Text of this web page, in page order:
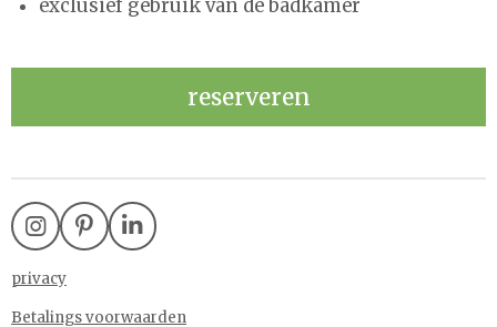
exclusief gebruik van de badkamer
reserveren
I
n
s
P
i
L
i
privacy
Betalings voorwaarden